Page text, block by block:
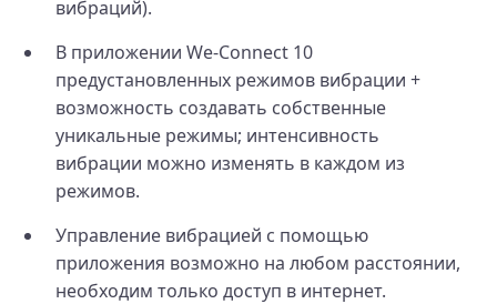
вибраций).
В приложении We-Connect 10
предустановленных режимов вибрации +
возможность создавать собственные
уникальные режимы; интенсивность
вибрации можно изменять в каждом из
режимов.
Управление вибрацией с помощью
приложения возможно на любом расстоянии,
необходим только доступ в интернет.